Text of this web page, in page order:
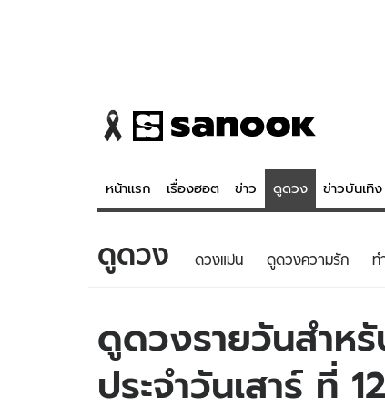
หน้าแรก เรื่องฮอต ข่าว ดูดวง ข่าวบันเทิง
ข่าว
ข่าวบันเทิง
ข่าวกีฬา
ข่าวเศรษฐกิจ
ดูดวง
สถิติหว
หวยลาว
ดูดวง ดวงแม่น ดูดวงความรัก ทํ
ดูดวงรายวันสำห
ประจำวันเสาร์ ที่